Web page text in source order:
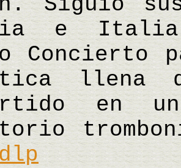
e
Concierto
llena
en